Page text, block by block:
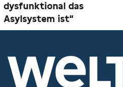
dysfunktional das
Asylsystem ist“